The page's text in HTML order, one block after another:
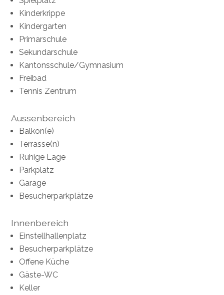
Kinderkrippe
Kindergarten
Primarschule
Sekundarschule
Kantonsschule/Gymnasium
Freibad
Tennis Zentrum
Aussenbereich
Balkon(e)
Terrasse(n)
Ruhige Lage
Parkplatz
Garage
Besucherparkplätze
Innenbereich
Einstellhallenplatz
Besucherparkplätze
Offene Küche
Gäste-WC
Keller